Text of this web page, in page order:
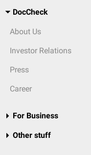
DocCheck
About Us
Investor Relations
Press
Career
For Business
Other stuff